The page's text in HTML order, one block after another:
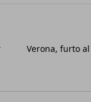
Verona, furto